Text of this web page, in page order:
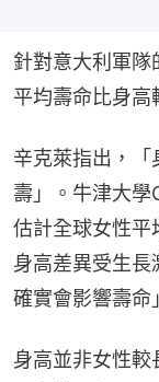
針對意大利軍隊
平均壽命比身高
辛克萊指出，「
壽」。牛津大學
估計全球女性平
身高差異受生長
確實會影響壽命
身高並非女性